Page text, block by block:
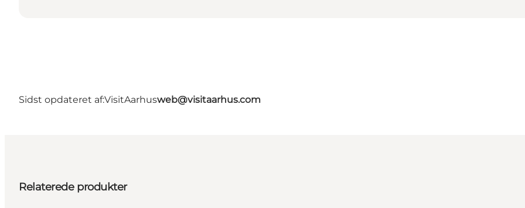
Sidst opdateret af:VisitAarhusweb@visitaarhus.com
Relaterede produkter